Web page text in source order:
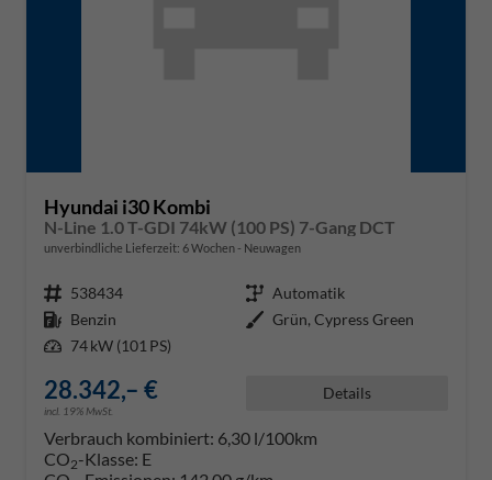
Hyundai i30 Kombi
N-Line 1.0 T-GDI 74kW (100 PS) 7-Gang DCT
unverbindliche Lieferzeit: 6 Wochen Neuwagen
Fahrzeugnr. 538434 Getriebe Automatik
Kraftstoff Benzin Außenfarbe Grün, Cypress Green
Leistung 74 kW (101 PS)
28.342,– €
incl. 19% MwSt.
Details
Verbrauch kombiniert: 6,30 l/100km
CO2-Klasse: E